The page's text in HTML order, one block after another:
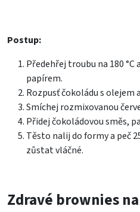
Postup:
Předehřej troubu na 180
papírem.
Rozpusť čokoládu s olejem
Smíchej rozmixovanou
Přidej čokoládovou směs,
Těsto nalij do formy a peč
zůstat vláčné.
Zdravé brownies